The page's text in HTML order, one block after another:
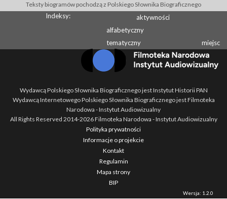
Teksty biogramów pochodzą z Polskiego Słownika Biograficznego
Indeksy:
aktywności
alfabetyczny
tematyczny
miejsc
Wydawcą Polskiego Słownika Biograficznego jest Instytut Historii PAN
Wydawcą Internetowego Polskiego Słownika Biograficznego jest Filmoteka
Narodowa - Instytut Audiowizualny
All Rights Reserved 2014-2026Filmoteka Narodowa - Instytut Audiowizualny
Polityka prywatności
Informacje o projekcie
Kontakt
Regulamin
Mapa strony
BIP
Wersja: 1.2.0